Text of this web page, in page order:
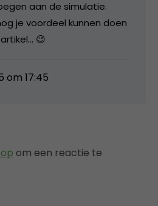
aan de simulatie.
je voordeel kunnen doen
😉
om 17:45
om een reactie te